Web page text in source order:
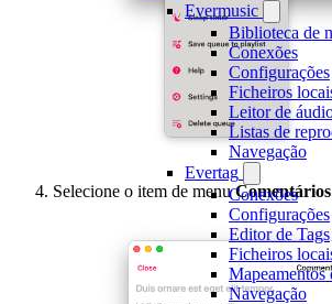
Evermusic
Biblioteca de
Conexões
Configurações
Ficheiros
Leitor de
Listas de
Navegação
Evertag
Conexões
Configurações
Editor de Tags
Ficheiros
Mapeamentos
Navegação
Selecione o item de menuComentários